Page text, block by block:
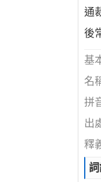
通
後
基
名
拼
出
釋